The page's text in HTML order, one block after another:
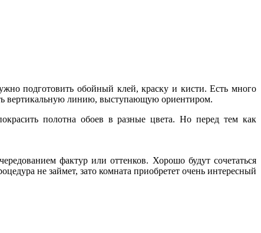
подготовить обойный клей, краску и кисти. Есть много
вертикальную линию, выступающую ориентиром.
полотна обоев в разные цвета. Но перед тем как
фактур или оттенков. Хорошо будут сочетаться
не займет, зато комната приобретет очень интересный